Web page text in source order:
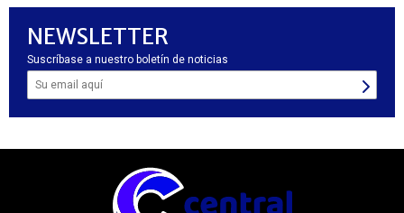
NEWSLETTER
Suscríbase a nuestro boletín de noticias